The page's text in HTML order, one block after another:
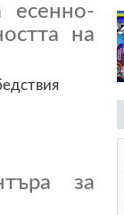
есенно-
на
за